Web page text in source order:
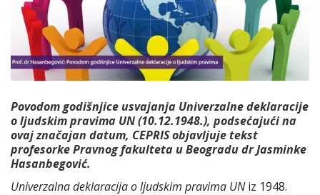
Povodom godišnjice usvajanja Univerzalne deklaracije
o ljudskim pravima UN (10.12.1948.), podsećajući na
ovaj značajan datum, CEPRIS objavljuje tekst
profesorke Pravnog fakulteta u Beogradu dr Jasminke
Hasanbegović.
Univerzalna deklaracija o ljudskim pravima UNiz 1948.